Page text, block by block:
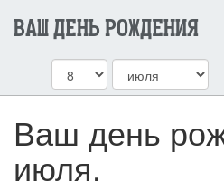
ВАШ ДЕНЬ РОЖДЕНИЯ
Ваш день
июля.